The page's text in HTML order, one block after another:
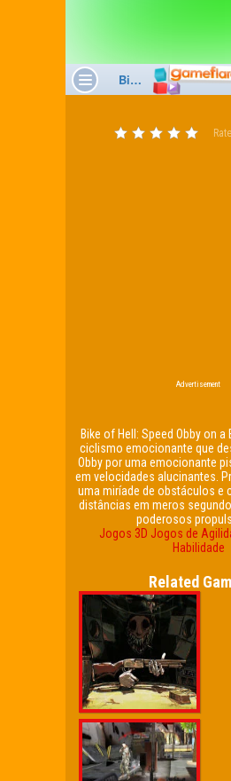
Advertisement
Bike of Hell: Speed ​​Obby on a
ciclismo emocionante que
Obby por uma emocionante
em velocidades alucinantes.
uma miríade de obstáculos e
distâncias em meros
poderosos
Jogos 3D Jogos de
Habilidade
Related